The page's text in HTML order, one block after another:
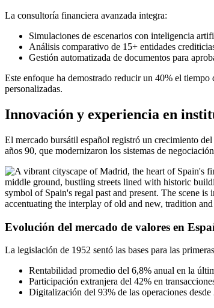
La consultoría financiera avanzada integra:
Simulaciones de escenarios con inteligencia
Análisis comparativo de 15+ entidades
Gestión automatizada de documentos para
Este enfoque ha demostrado reducir un 40% el tiempo
personalizadas.
Innovación y experiencia en
El mercado bursátil español registró un crecimiento
años 90, que modernizaron los sistemas de
Evolución del mercado de valores en
La legislación de 1952 sentó las bases para las
Rentabilidad promedio del 6,8% anual en la
Participación extranjera del 42% en
Digitalización del 93% de las operaciones desde